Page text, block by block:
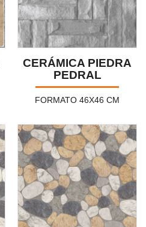
CERÁMICA PIEDRA
PEDRAL
FORMATO 46X46 CM